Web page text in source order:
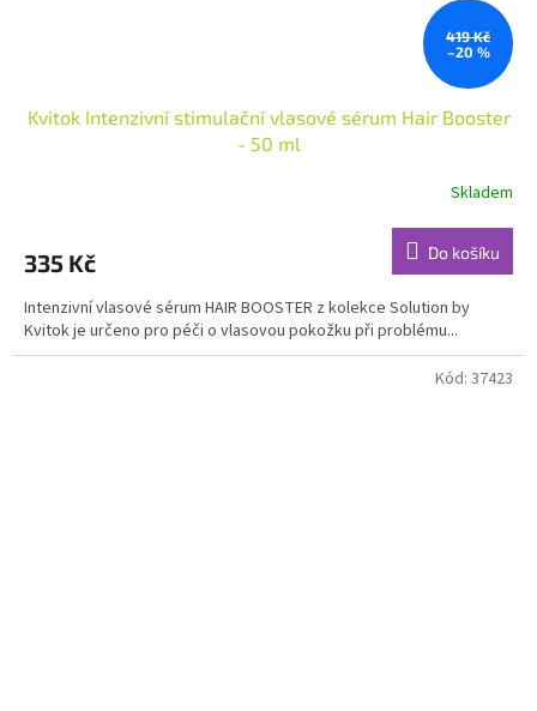
419 Kč
–20 %
Kvitok Intenzivní stimulační vlasové sérum Hair Booster
- 50 ml
je
z
5
hvězdiček.
Skladem
335 Kč Do košíku
Intenzivní vlasové sérum HAIR BOOSTER z kolekce Solution by
Kvitok je určeno pro péči o vlasovou pokožku při problému...
Kód: 37423